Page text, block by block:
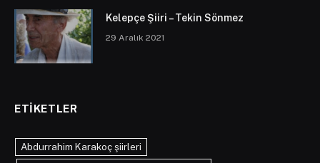
Kelepçe Şiiri – Tekin Sönmez
29 Aralık 2021
ETIKETLER
Abdurrahim Karakoç şiirleri